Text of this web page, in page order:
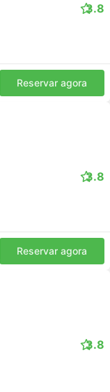
3.8
Reservar agora
3.8
Reservar agora
3.8